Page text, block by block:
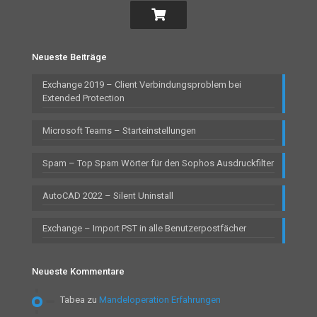
Neueste Beiträge
Exchange 2019 – Client Verbindungsproblem bei
Extended Protection
Microsoft Teams – Starteinstellungen
Spam – Top Spam Wörter für den Sophos Ausdruckfilter
AutoCAD 2022 – Silent Uninstall
Exchange – Import PST in alle Benutzerpostfächer
Neueste Kommentare
Tabea zu Mandeloperation Erfahrungen